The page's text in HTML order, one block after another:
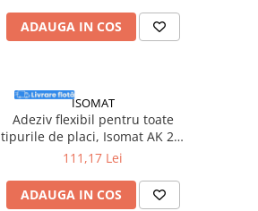
ADAUGA IN COS
ISOMAT
Adeziv flexibil pentru toate
tipurile de placi, Isomat AK 20,
alb, 25 Kg
111,17 Lei
ADAUGA IN COS